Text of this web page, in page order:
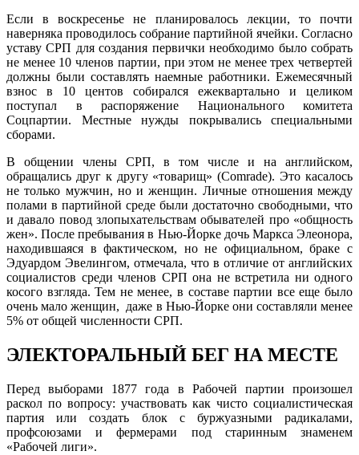
Если в воскресенье не планировалось лекции, то почти
наверняка проводилось собрание партийной ячейки. Согласно
уставу СРП для создания первички необходимо было собрать
не менее 10 членов партии, при этом не менее трех четвертей
должны были составлять наемные работники. Ежемесячный
взнос в 10 центов собирался ежеквартально и целиком
поступал в распоряжение Национального комитета
Соцпартии. Местные нужды покрывались специальными
сборами.
В общении члены СРП, в том числе и на английском,
обращались друг к другу «товарищ» (Comrade). Это касалось
не только мужчин, но и женщин. Личные отношения между
полами в партийной среде были достаточно свободными, что
и давало повод злопыхательствам обывателей про «общность
жен». После пребывания в Нью-Йорке дочь Маркса Элеонора,
находившаяся в фактическом, но не официальном, браке с
Эдуардом Эвелингом, отмечала, что в отличие от английских
социалистов среди членов СРП она не встретила ни одного
косого взгляда. Тем не менее, в составе партии все еще было
очень мало женщин, даже в Нью-Йорке они составляли менее
5% от общей численности СРП.
ЭЛЕКТОРАЛЬНЫЙ БЕГ НА МЕСТЕ
Перед выборами 1877 года в Рабочей партии произошел
раскол по вопросу: участвовать как чисто социалистическая
партия или создать блок с буржуазными радикалами,
профсоюзами и фермерами под старинным знаменем
«Рабочей лиги».